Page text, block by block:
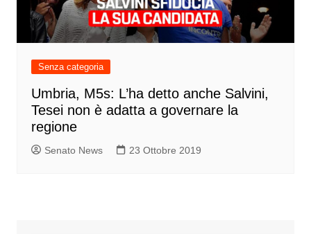
Senza categoria
Umbria, M5s: L’ha detto anche Salvini,
Tesei non è adatta a governare la
regione
Senato News 23 Ottobre 2019